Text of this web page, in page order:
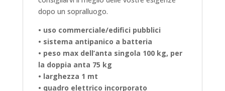
dopo un sopralluogo.
• uso commerciale/edifici pubblici
• sistema antipanico a batteria
• peso max dell’anta singola 100 kg, per
la doppia anta 75 kg
• larghezza 1 mt
• quadro elettrico incorporato